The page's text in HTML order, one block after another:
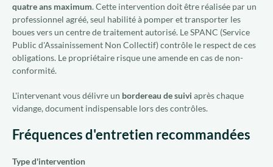
quatre ans maximum. Cette intervention doit être réalisée par un
professionnel agréé, seul habilité à pomper et transporter les
boues vers un centre de traitement autorisé. Le SPANC (Service
Public d'Assainissement Non Collectif) contrôle le respect de ces
obligations. Le propriétaire risque une amende en cas de non-
conformité.
L'intervenant vous délivre un bordereau de suivi après chaque
vidange, document indispensable lors des contrôles.
Fréquences d'entretien recommandées
Type d'intervention